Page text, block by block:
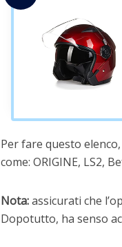
Per fare questo
come: ORIGINE, LS2,
Nota:assicurati che
Dopotutto, ha senso